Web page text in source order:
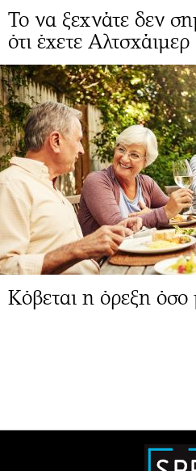
Το να ξεχνάτε δεν
ότι έχετε Αλτσχάιμερ
Κόβεται η όρεξη